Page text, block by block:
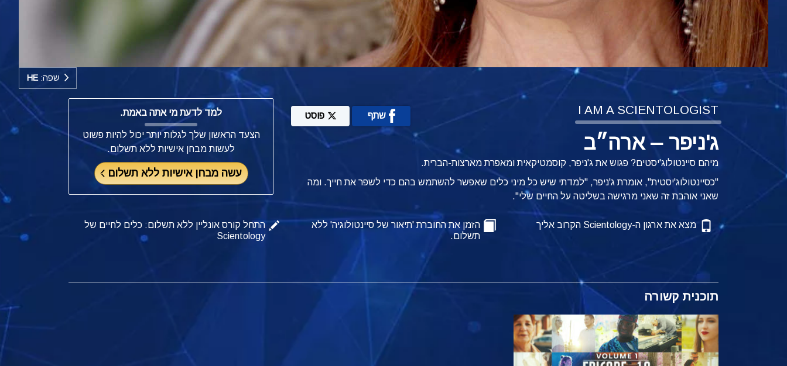
שפה:HE
I AM A SCIENTOLOGIST שתף פוסט
ג'ניפר – ארה״ב
מיהם סיינטולוג'יסטים? פגוש את ג'ניפר, קוסמטיקאית ומאפרת מארצות-הברית.
"כסיינטולוג'יסטית", אומרת ג'ניפר, "למדתי שיש כל מיני כלים שאפשר להשתמש בהם כדי לשפר את חייך. ומה
שאני אוהבת זה שאני מרגישה בשליטה על החיים שלי".
למד לדעת מי אתה באמת.
הצעד הראשון שלך לגלות יותר יכול להיות פשוט
לעשות מבחן אישיות ללא תשלום.
עשה מבחן אישיות ללא תשלום
מצא את ארגון ה-Scientology הקרוב אליך
הזמן את החוברת 'תיאור של סיינטולוגיה' ללא
תשלום.
התחל קורס אונליין ללא תשלום: כלים לחיים של
Scientology
תוכנית קשורה